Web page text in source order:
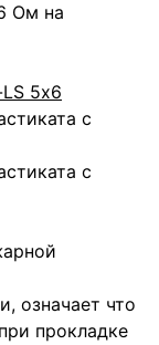
Ом на
5х6
с
с
означает что
прокладке